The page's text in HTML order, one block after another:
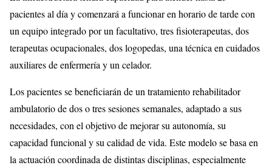
pacientes al día y comenzará a funcionar en horario de tarde con
un equipo integrado por un facultativo, tres fisioterapeutas, dos
terapeutas ocupacionales, dos logopedas, una técnica en cuidados
auxiliares de enfermería y un celador.
Los pacientes se beneficiarán de un tratamiento rehabilitador
ambulatorio de dos o tres sesiones semanales, adaptado a sus
necesidades, con el objetivo de mejorar su autonomía, su
capacidad funcional y su calidad de vida. Este modelo se basa en
la actuación coordinada de distintas disciplinas, especialmente